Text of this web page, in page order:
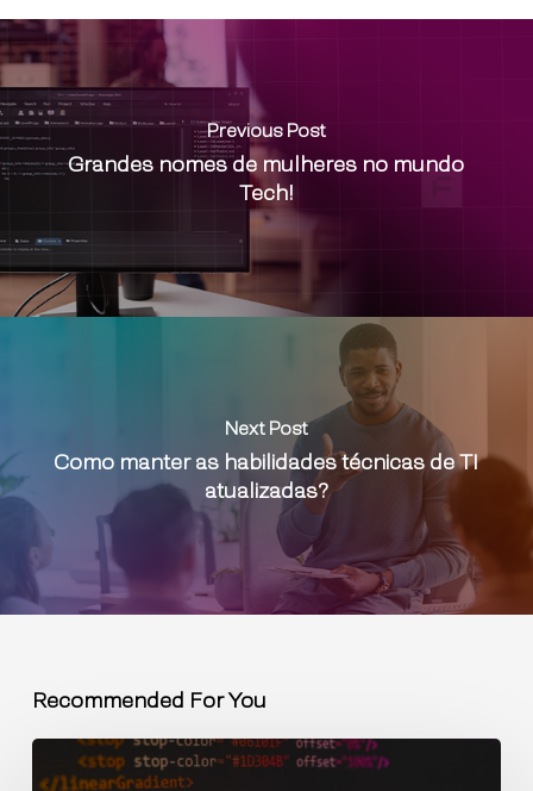
Previous Post
Grandes nomes de mulheres no mundo
Tech!
Next Post
Como manter as habilidades técnicas de TI
atualizadas?
Recommended For You